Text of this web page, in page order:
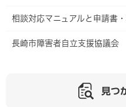
相談対応マニュアルと申請書
長崎市障害者自立支援協議会
見つ